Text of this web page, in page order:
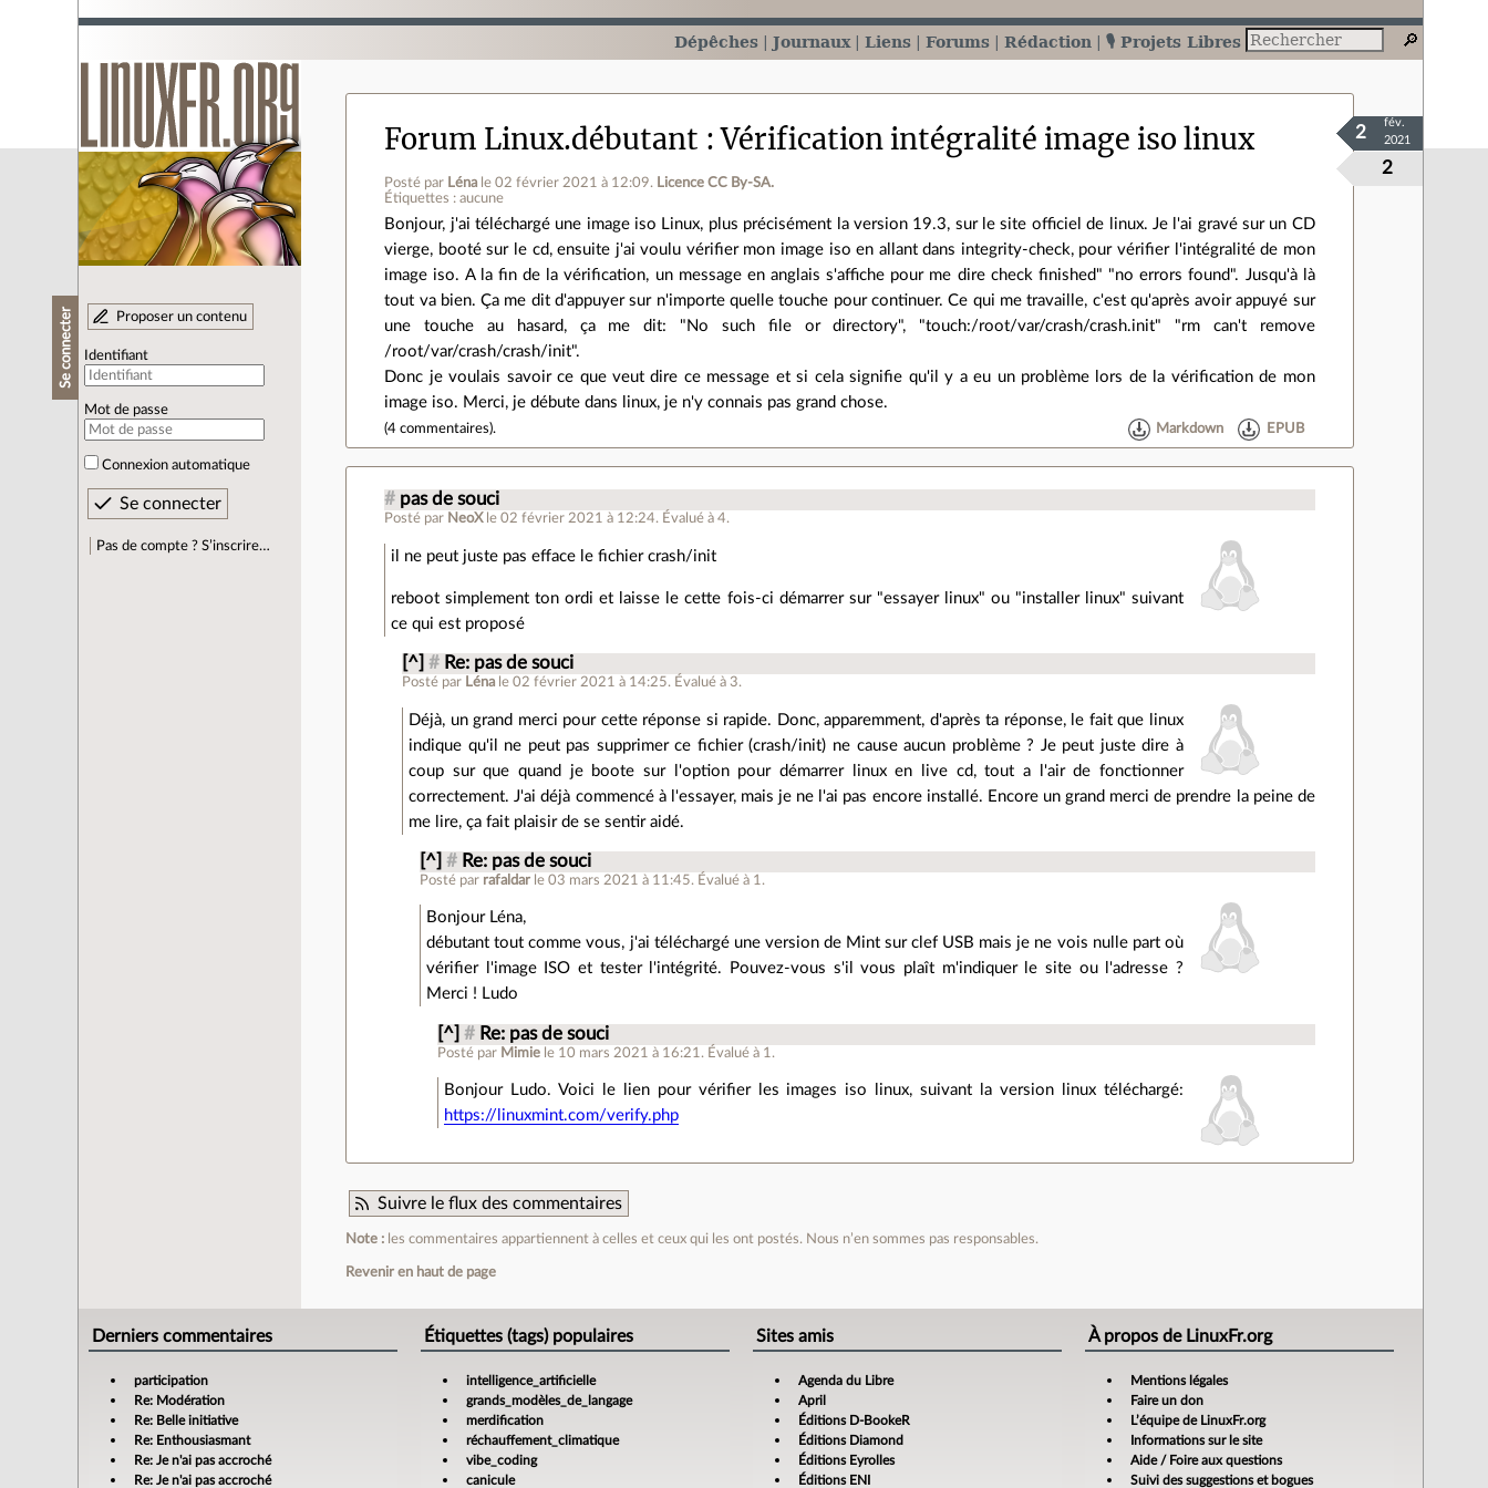
Dépêches Journaux Liens Forums Rédaction 🎙️ Projets Libres
Se connecter Proposer un contenu
Identifiant
Mot de passe
Connexion automatique
Pas de compte ? S’inscrire…
Forum Linux.débutant Vérification intégralité image iso linux
Posté par Léna le 02 février 2021 à 12:09. Licence CC By‑SA.
Étiquettes : aucune
2
2
fév.
2021
Bonjour, j'ai téléchargé une image iso Linux, plus précisément la version 19.3, sur le site officiel de linux. Je l'ai gravé sur un CD
vierge, booté sur le cd, ensuite j'ai voulu vérifier mon image iso en allant dans integrity-check, pour vérifier l'intégralité de mon
image iso. A la fin de la vérification, un message en anglais s'affiche pour me dire check finished" "no errors found". Jusqu'à là
tout va bien. Ça me dit d'appuyer sur n'importe quelle touche pour continuer. Ce qui me travaille, c'est qu'après avoir appuyé sur
une touche au hasard, ça me dit: "No such file or directory", "touch:/root/var/crash/crash.init" "rm can't remove
/root/var/crash/crash/init".
Donc je voulais savoir ce que veut dire ce message et si cela signifie qu'il y a eu un problème lors de la vérification de mon
image iso. Merci, je débute dans linux, je n'y connais pas grand chose.
(4 commentaires). Markdown EPUB
# pas de souci
Posté par NeoX le 02 février 2021 à 12:24. Évalué à4.
il ne peut juste pas efface le fichier crash/init
reboot simplement ton ordi et laisse le cette fois-ci démarrer sur "essayer linux" ou "installer linux" suivant
ce qui est proposé
[^] # Re: pas de souci
Posté par Léna le 02 février 2021 à 14:25. Évalué à 3.
Déjà, un grand merci pour cette réponse si rapide. Donc, apparemment, d'après ta réponse, le fait que linux
indique qu'il ne peut pas supprimer ce fichier (crash/init) ne cause aucun problème ? Je peut juste dire à
coup sur que quand je boote sur l'option pour démarrer linux en live cd, tout a l'air de fonctionner
correctement. J'ai déjà commencé à l'essayer, mais je ne l'ai pas encore installé. Encore un grand merci de prendre la peine de
me lire, ça fait plaisir de se sentir aidé.
[^] # Re: pas de souci
Posté par rafaldar le 03 mars 2021 à 11:45. Évalué à 1 .
Bonjour Léna,
débutant tout comme vous, j'ai téléchargé une version de Mint sur clef USB mais je ne vois nulle part où
vérifier l'image ISO et tester l'intégrité. Pouvez-vous s'il vous plaît m'indiquer le site ou l'adresse ?
Merci ! Ludo
[^] # Re: pas de souci
Posté par Mimie le 10 mars 2021 à 16:21 . Évalué à 1 .
Bonjour Ludo. Voici le lien pour vérifier les images iso linux, suivant la version linux téléchargé:
https://linuxmint.com/verify.php
Suivre le flux des commentaires
Note : les commentaires appartiennent à celles et ceux qui les ont postés. Nous n’en sommes pas responsables.
Revenir en haut de page
Derniers commentaires
participation
Re: Modération
Re: Belle initiative
Re: Enthousiasmant
Re: Je n'ai pas accroché
Re: Je n'ai pas accroché
Étiquettes (tags) populaires
intelligence_artificielle
grands_modèles_de_langage
merdification
réchauffement_climatique
vibe_coding
canicule
Sites amis
Agenda du Libre
April
Éditions D-BookeR
Éditions Diamond
Éditions Eyrolles
Éditions ENI
À propos de LinuxFr.org
Mentions légales
Faire un don
L’équipe de LinuxFr.org
Informations sur le site
Aide / Foire aux questions
Suivi des suggestions et bogues